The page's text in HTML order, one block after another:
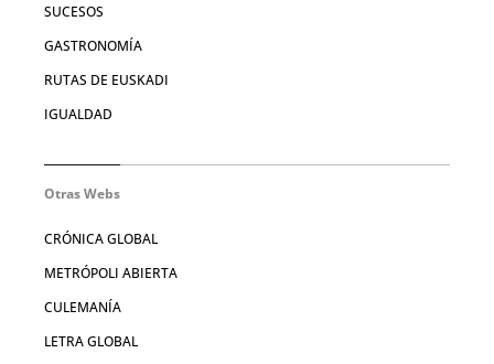
SUCESOS
GASTRONOMÍA
RUTAS DE EUSKADI
IGUALDAD
Otras Webs
CRÓNICA GLOBAL
METRÓPOLI ABIERTA
CULEMANÍA
LETRA GLOBAL